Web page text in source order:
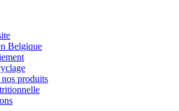
Belgique
produits